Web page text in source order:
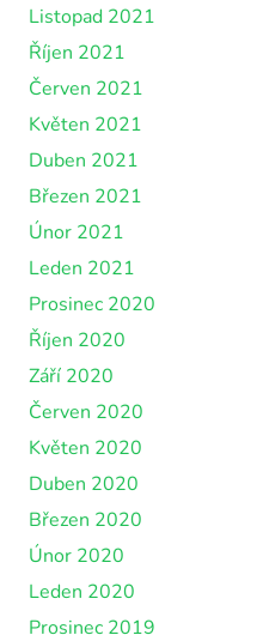
Listopad 2021
Říjen 2021
Červen 2021
Květen 2021
Duben 2021
Březen 2021
Únor 2021
Leden 2021
Prosinec 2020
Říjen 2020
Září 2020
Červen 2020
Květen 2020
Duben 2020
Březen 2020
Únor 2020
Leden 2020
Prosinec 2019